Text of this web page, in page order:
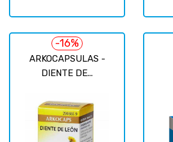
ARKOCAPSULAS -
DIENTE DE...
-16%